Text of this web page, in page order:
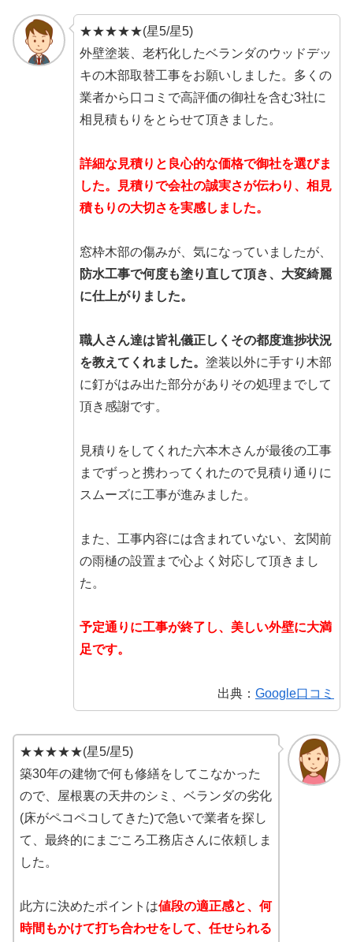
★★★★★(星5/星5)
外壁塗装、老朽化したベランダのウッドデッ
キの木部取替工事をお願いしました。多くの
業者から口コミで高評価の御社を含む3社に
相見積もりをとらせて頂きました。
詳細な見積りと良心的な価格で御社を選びま
した。見積りで会社の誠実さが伝わり、相見
積もりの大切さを実感しました。
窓枠木部の傷みが、気になっていましたが、
防水工事で何度も塗り直して頂き、大変綺麗
に仕上がりました。
職人さん達は皆礼儀正しくその都度進捗状況
を教えてくれました。 塗装以外に手すり木部
に釘がはみ出た部分がありその処理までして
頂き感謝です。
見積りをしてくれた六本木さんが最後の工事
までずっと携わってくれたので見積り通りに
スムーズに工事が進みました。
また、工事内容には含まれていない、玄関前
の雨樋の設置まで心よく対応して頂きまし
た。
予定通りに工事が終了し、美しい外壁に大満
足です。
出典： Google口コミ
★★★★★(星5/星5)
築30年の建物で何も修繕をしてこなかった
ので、屋根裏の天井のシミ、ベランダの劣化
(床がペコペコしてきた)で急いで業者を探し
て、最終的にまごころ工務店さんに依頼しま
した。
此方に決めたポイントは値段の適正感と、何
時間もかけて打ち合わせをして、任せられる